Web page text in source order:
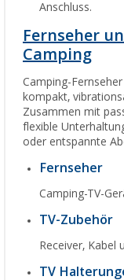
Anschluss.
Fernseher
Camping
Camping-
kompakt,
Zusammen mit
flexible
oder entspannte
Fernseher
Camping-TV-
TV-Zubehör
Receiver, Kabel
TV